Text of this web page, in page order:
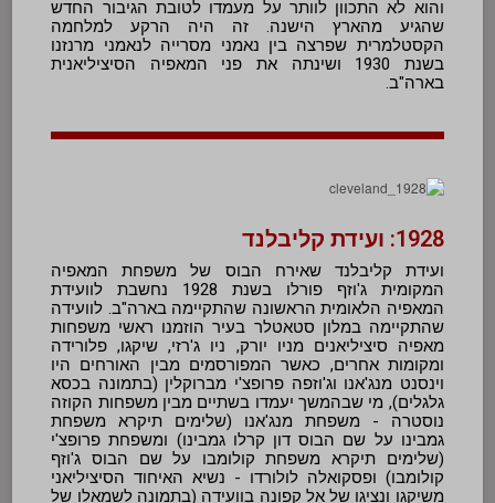
והוא לא התכוון לוותר על מעמדו לטובת הגיבור החדש
שהגיע מהארץ הישנה. זה היה הרקע למלחמה
הקסטלמרית שפרצה בין נאמני מסרייה לנאמני מרנזנו
בשנת 1930 ושינתה את פני המאפיה הסיציליאנית
בארה"ב.
1928: ועידת קליבלנד
ועידת קליבלנד שאירח הבוס של משפחת המאפיה
המקומית ג'וזף פורלו בשנת 1928 נחשבת לוועידת
המאפיה הלאומית הראשונה שהתקיימה בארה"ב. לוועידה
שהתקיימה במלון סטאטלר בעיר הוזמנו ראשי משפחות
מאפיה סיציליאנים מניו יורק, ניו ג'רזי, שיקגו, פלורידה
ומקומות אחרים, כאשר המפורסמים מבין האורחים היו
וינסנט מנג'אנו וג'וזפה פרופצ'י מברוקלין (בתמונה בכסא
גלגלים), מי שבהמשך יעמדו בשתיים מבין משפחות הקוזה
נוסטרה - משפחת מנג'אנו (שלימים תיקרא משפחת
גמבינו על שם הבוס דון קרלו גמבינו) ומשפחת פרופצ'י
(שלימים תיקרא משפחת קולומבו על שם הבוס ג'וזף
קולומבו) ופסקואלה לולורדו - נשיא האיחוד הסיציליאני
משיקגו ונציגו של אל קפונה בוועידה (בתמונה לשמאלו של